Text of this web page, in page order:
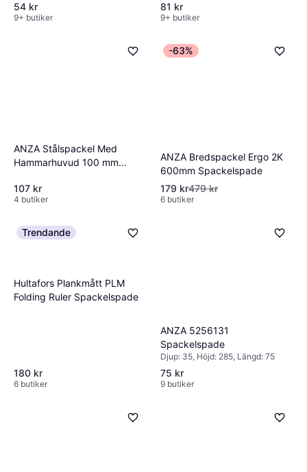
54 kr
9+ butiker
81 kr
9+ butiker
ANZA Stålspackel Med
Hammarhuvud 100 mm
107 kr
4 butiker
-63%
ANZA Bredspackel Ergo 2K
600mm Spackelspade
179 kr479 kr
6 butiker
Trendande
Hultafors Plankmått PLM
Folding Ruler Spackelspade
180 kr
6 butiker
ANZA 5256131
Spackelspade
Djup: 35, Höjd: 285, Längd: 75
75 kr
9 butiker